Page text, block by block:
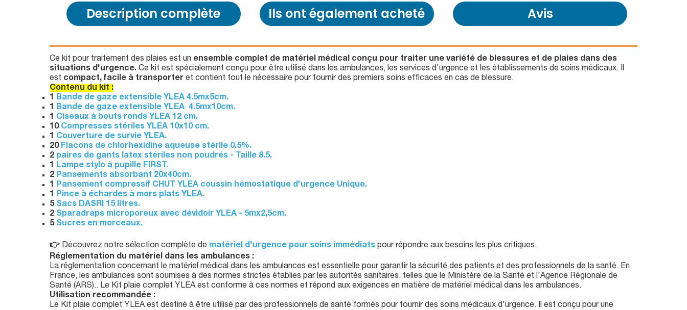
Description complète Ils ont également acheté Avis
Ce kit pour traitement des plaies est un ensemble complet de matériel médical conçu pour traiter une variété de blessures et de plaies dans des
situations d'urgence. Ce kit est spécialement conçu pour être utilisé dans les ambulances, les services d'urgence et les établissements de soins médicaux. Il
est compact, facile à transporter et contient tout le nécessaire pour fournir des premiers soins efficaces en cas de blessure.
Contenu du kit :
1 Bande de gaze extensible YLEA 4.5mx5cm.
1 Bande de gaze extensible YLEA 4.5mx10cm.
1 Ciseaux à bouts ronds YLEA 12 cm.
10 Compresses stériles YLEA 10x10 cm.
1 Couverture de survie YLEA.
20 Flacons de chlorhexidine aqueuse stérile 0.5%.
2 paires de gants latex stériles non poudrés - Taille 8.5.
1 Lampe stylo à pupille FIRST.
2 Pansements absorbant 20x40cm.
1 Pansement compressif CHUT YLEA coussin hémostatique d'urgence Unique.
1 Pince à échardes à mors plats YLEA.
5 Sacs DASRI 15 litres.
2 Sparadraps microporeux avec dévidoir YLEA - 5mx2,5cm.
5 Sucres en morceaux.
👉 Découvrez notre sélection complète de matériel d'urgence pour soins immédiats pour répondre aux besoins les plus critiques.
Réglementation du matériel dans les ambulances :
La réglementation concernant le matériel médical dans les ambulances est essentielle pour garantir la sécurité des patients et des professionnels de la santé. En
France, les ambulances sont soumises à des normes strictes établies par les autorités sanitaires, telles que le Ministère de la Santé et l'Agence Régionale de
Santé (ARS).. Le Kit plaie complet YLEA est conforme à ces normes et répond aux exigences en matière de matériel médical dans les ambulances.
Utilisation recommandée :
Le Kit plaie complet YLEA est destiné à être utilisé par des professionnels de santé formés pour fournir des soins médicaux d'urgence. Il est conçu pour une